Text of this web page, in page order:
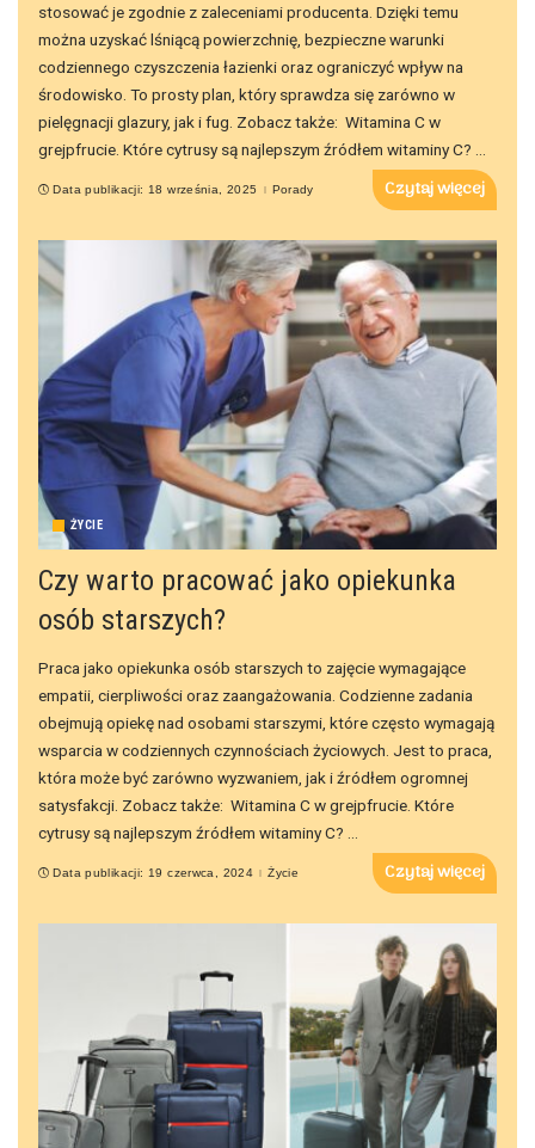
stosować je zgodnie z zaleceniami producenta. Dzięki temu
można uzyskać lśniącą powierzchnię, bezpieczne warunki
codziennego czyszczenia łazienki oraz ograniczyć wpływ na
środowisko. To prosty plan, który sprawdza się zarówno w
pielęgnacji glazury, jak i fug. Zobacz także: Witamina C w
grejpfrucie. Które cytrusy są najlepszym źródłem witaminy C?
Data publikacji: 18 września, 2025 Porady Czytaj więcej
ŻYCIE
Czy warto pracować jako opiekunka
osób starszych?
Praca jako opiekunka osób starszych to zajęcie wymagające
empatii, cierpliwości oraz zaangażowania. Codzienne zadania
obejmują opiekę nad osobami starszymi, które często wymagają
wsparcia w codziennych czynnościach życiowych. Jest to praca,
która może być zarówno wyzwaniem, jak i źródłem ogromnej
satysfakcji. Zobacz także: Witamina C w grejpfrucie. Które
cytrusy są najlepszym źródłem witaminy C? ...
Data publikacji: 19 czerwca, 2024 Życie Czytaj więcej